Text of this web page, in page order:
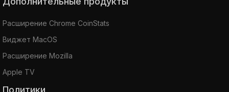
Расширение Chrome CoinStats
Виджет MacOS
Расширение Mozilla
Apple TV
Политики